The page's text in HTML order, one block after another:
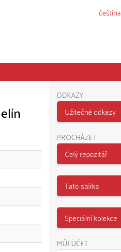
čeština
ODKAZY
Užitečné odkazy
PROCHÁZET
Celý repozitář
Tato sbírka
Speciální kolekce
MŮJ ÚČET